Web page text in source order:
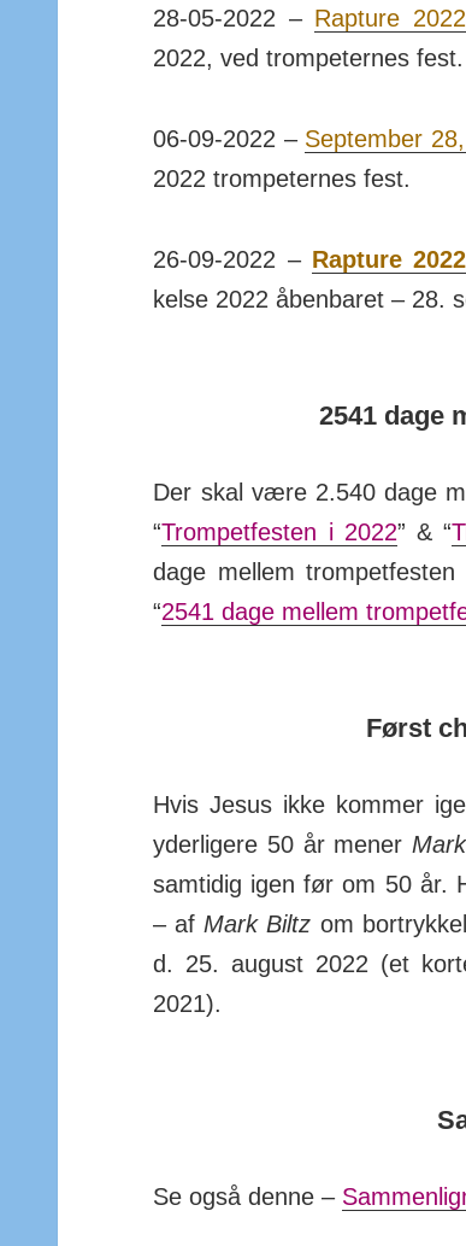
28-05-2022 – Rapture
2022, ved trom­pet­ernes fest.
06-09-2022 – September
2022 trom­pet­ernes fest.
26-09-2022 – Rapture
kelse 2022 åben­baret – 28.
2541 dage
Der skal være 2.540 dage
“Trom­pet­festen i 2022” & “
dage mellem
“2541 dage mellem
Først
Hvis Jesus ikke kommer
yder­ligere 50 år mener
sam­tidig igen før om 50 år.
– af Mark Biltz om
d. 25. august 2022 (et
2021).
Se også denne –